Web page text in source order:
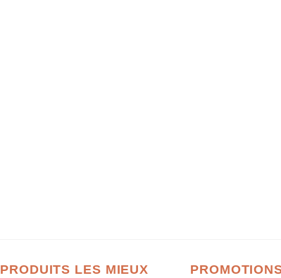
PRODUITS LES MIEUX